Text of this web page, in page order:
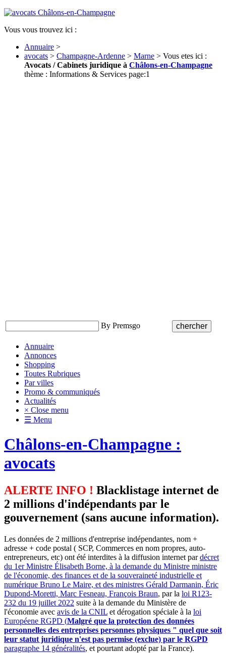
Vous vous trouvez ici :
Annuaire >
avocats > Champagne-Ardenne > Marne > Vous etes ici :
Avocats / Cabinets juridique à Châlons-en-Champagne
thème : Informations & Services page:1
By Premsgo
Annuaire
Annonces
Shopping
Toutes Rubriques
Par villes
Promo & communiqués
Actualités
× Close menu
☰ Menu
Châlons-en-Champagne :
avocats
ALERTE INFO ! Blacklistage internet de
2 millions d'indépendants par le
gouvernement (sans aucune information).
Les données de 2 millions d'entreprise indépendantes, nom +
adresse + code postal ( SCP, Commerces en nom propres, auto-
entrepreneurs, etc) ont été interdites à la diffusion internet pardécret
du 1er Ministre Élisabeth Borne, à la demande du Ministre ministre
de l'économie, des finances et de la souveraineté industrielle et
numérique Bruno Le Maire, et des ministres Gérald Darmanin, Éric
Dupond-Moretti, Marc Fesneau, François Braun, par la loi R123-
232 du 19 juillet 2022 suite à la demande du Ministère de
l'économie avec avis de la CNIL et dérogation spéciale à la loi
Européene RGPD (Malgré que la protection des données
personnelles des entreprises personnes physiques " quel que soit
leur statut juridique n'est pas permise (exclue) par le RGPD
paragraphe 14 généralités, et pourtant adopté par la France).